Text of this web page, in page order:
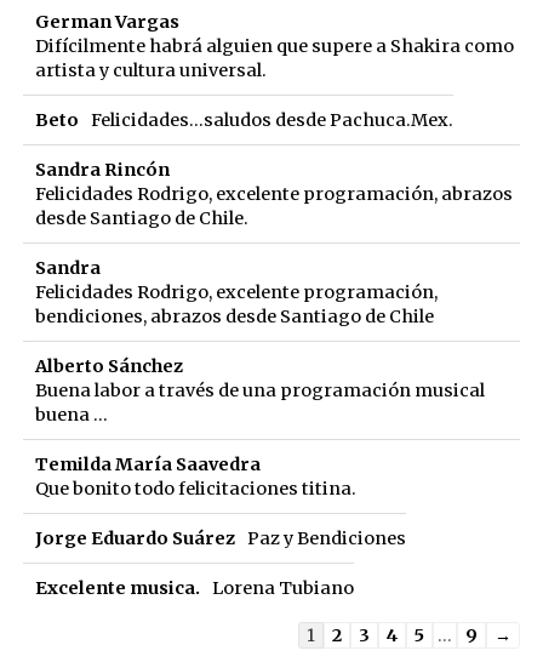
German Vargas
Difícilmente habrá alguien que supere a Shakira como
artista y cultura universal.
Beto Felicidades...saludos desde Pachuca.Mex.
Sandra Rincón
Felicidades Rodrigo, excelente programación, abrazos
desde Santiago de Chile.
Sandra
Felicidades Rodrigo, excelente programación,
bendiciones, abrazos desde Santiago de Chile
Alberto Sánchez
Buena labor a través de una programación musical
buena ...
Temilda María Saavedra
Que bonito todo felicitaciones titina.
Jorge Eduardo Suárez Paz y Bendiciones
Excelente musica. Lorena Tubiano
Guestbook
1 2 3 4 5 ... 9 →